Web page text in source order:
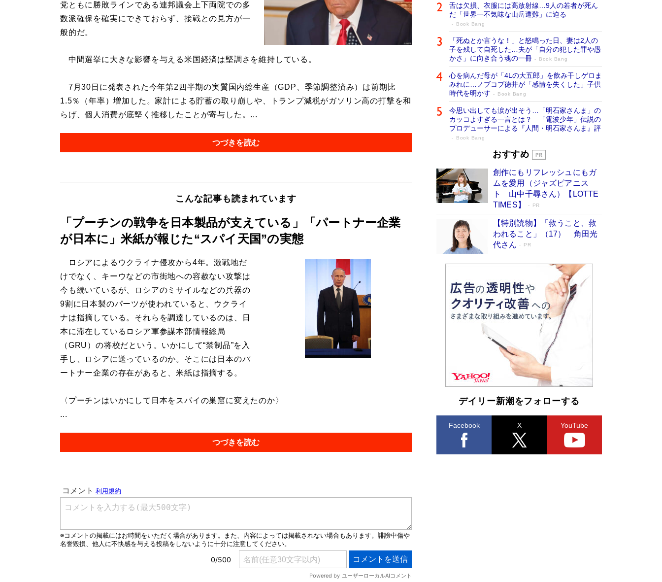
党ともに勝敗ラインである連邦議会上下両院での多
数派確保を確実にできておらず、接戦との見方が一
般的だ。
中間選挙に大きな影響を与える米国経済は堅調さを維持している。
7月30日に発表された今年第2四半期の実質国内総生産（GDP、季節調整済み）は前期比
1.5％（年率）増加した。家計による貯蓄の取り崩しや、トランプ減税がガソリン高の打撃を和
らげ、個人消費が底堅く推移したことが寄与した。...
つづきを読む
こんな記事も読まれています
「プーチンの戦争を日本製品が支えている」「パートナー企業
が日本に」米紙が報じた“スパイ天国”の実態
ロシアによるウクライナ侵攻から4年。激戦地だ
けでなく、キーウなどの市街地への容赦ない攻撃は
今も続いているが、ロシアのミサイルなどの兵器の
9割に日本製のパーツが使われていると、ウクライ
ナは指摘している。それらを調達しているのは、日
本に滞在しているロシア軍参謀本部情報総局
（GRU）の将校だという。いかにして“禁制品”を入
手し、ロシアに送っているのか。そこには日本のパ
ートナー企業の存在があると、米紙は指摘する。
〈プーチンはいかにして日本をスパイの巣窟に変えたのか〉
...
つづきを読む
舌は欠損、衣服には高放射線…9人の若者が死ん
だ「世界一不気味な山岳遭難」に迫る
Book Bang
「死ぬとか言うな！」と怒鳴った日、妻は2人の
子を残して自死した…夫が「自分の犯した罪や愚
かさ」に向き合う魂の一冊
Book Bang
心を病んだ母が「4Lの大五郎」を飲み干しゲロま
みれに…ノブコブ徳井が「感情を失くした」子供
時代を明かす
Book Bang
今思い出しても涙が出そう…「明石家さんま」の
カッコよすぎる一言とは？ 「電波少年」伝説の
プロデューサーによる『人間・明石家さんま』評
Book Bang
「宇宙兄弟」最終46巻がベストセラー1
物語に幕 特装版には「宇宙で描かれたマ
ンガ」も収録
Book Bang
美輪明宏 晩年の回答を集めた『ほほえんで生き
るための人生相談』がランクイン［エンターテイ
メントベストセラー］
Book Bang
「『火垂るの墓』は、大嘘である」原作者が抱き
続けた“自責の念”とは…「自己憐憫は描きたくな
い」監督が徹底的にこだわったこと（後編） #
戦争の記憶
Book Bang
「叱って伸びるやつは、褒めたらもっと伸びる」
俳優・高嶋政伸が家族に教わった“人を育てるコ
ツ”…芸への考え方を明かす
Book Bang
東野圭吾、伊坂幸太郎の人気シリーズ最新作どち
らも文庫化 映画化された直木賞受賞作もランク
イン［文庫ベストセラー］
Book Bang
おすすめ
創作にもリフレッシュにもガ
ムを愛用（ジャズピアニス
ト 山中千尋さん）【LOTTE
TIMES】
PR
【特別読物】「救うこと、救
われること」（17） 角田光
代さん
PR
デイリー新潮をフォローする
Facebook X YouTube